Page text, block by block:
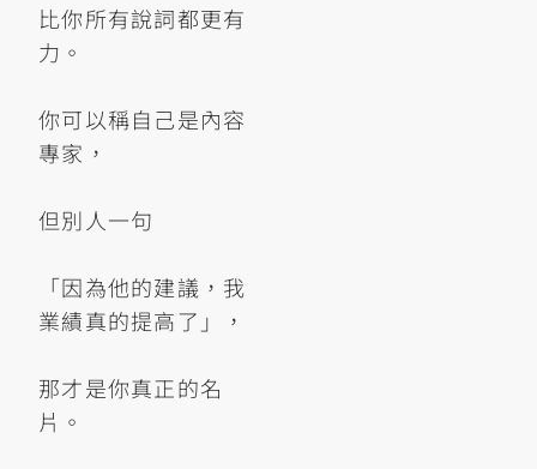
比你所有說詞都更有
力。
你可以稱自己是內容
專家，
但別人一句
「因為他的建議，我
業績真的提高了」，
那才是你真正的名
片。